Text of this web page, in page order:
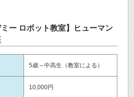
ミー ロボット教室】ヒューマン
5歳～中高生（教室による）
10,000円